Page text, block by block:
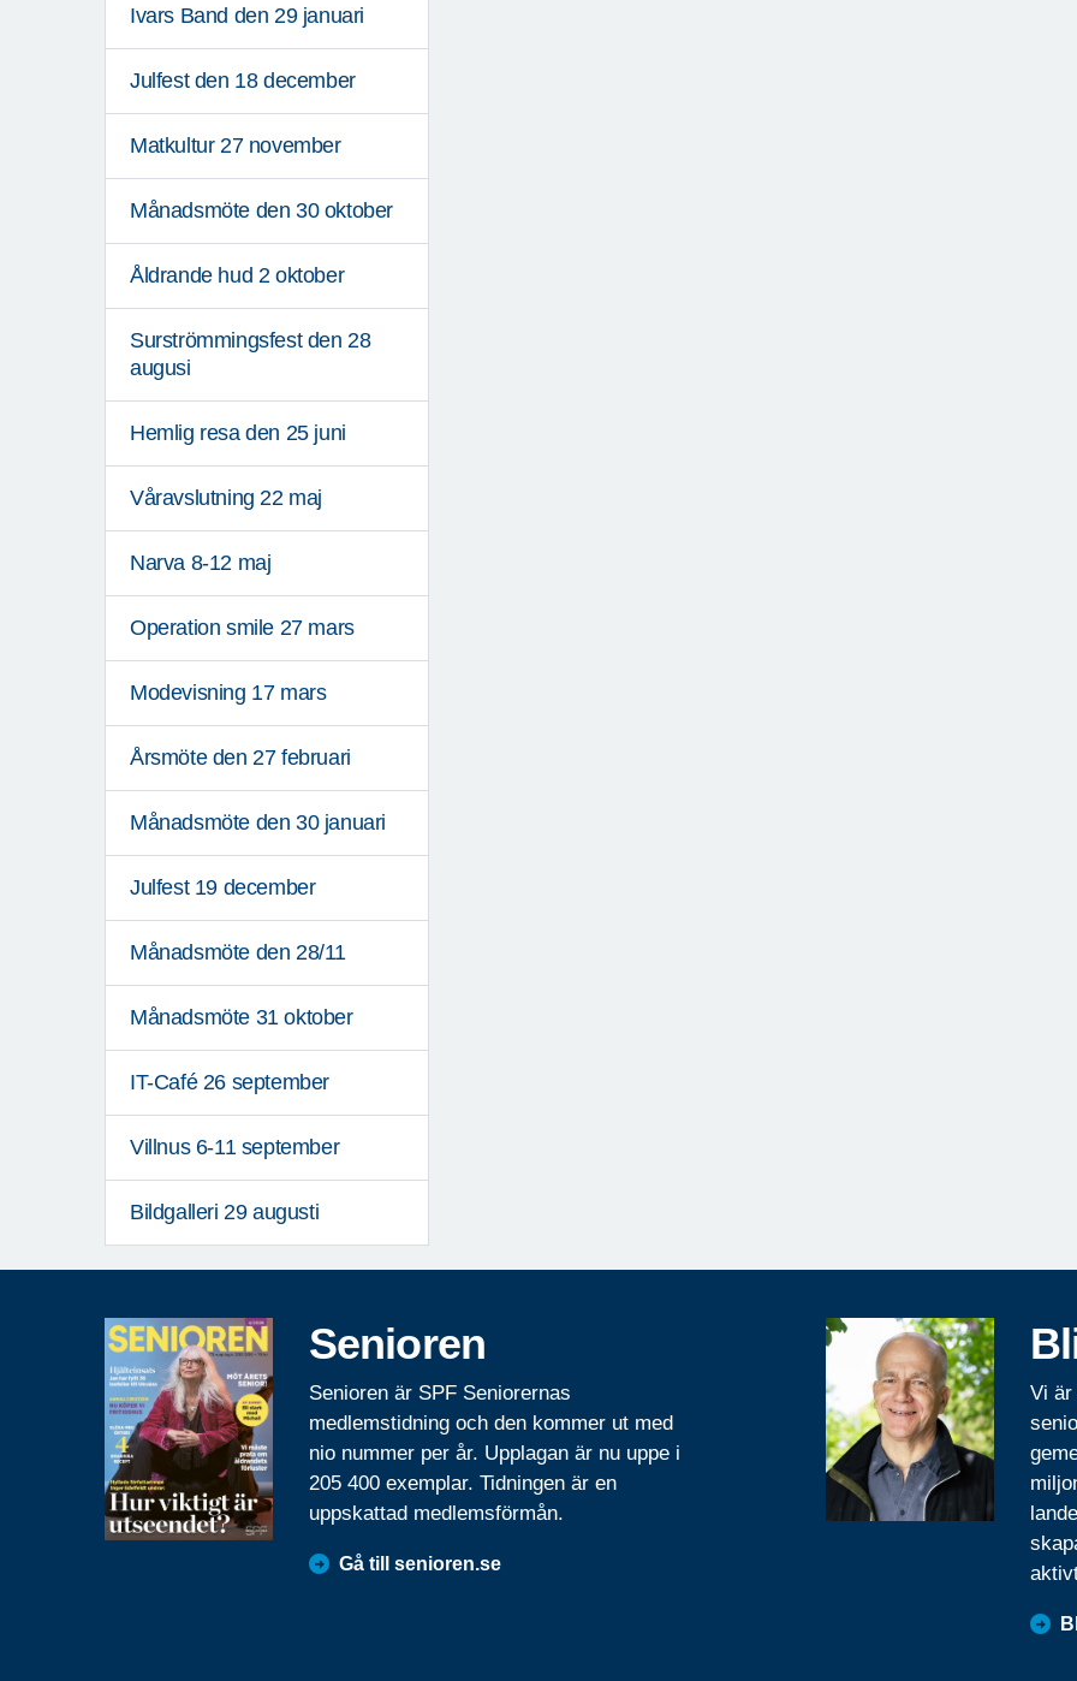
Ivars Band den 29 januari
Julfest den 18 december
Matkultur 27 november
Månadsmöte den 30 oktober
Åldrande hud 2 oktober
Surströmmingsfest den 28
augusi
Hemlig resa den 25 juni
Våravslutning 22 maj
Narva 8-12 maj
Operation smile 27 mars
Modevisning 17 mars
Årsmöte den 27 februari
Månadsmöte den 30 januari
Julfest 19 december
Månadsmöte den 28/11
Månadsmöte 31 oktober
IT-Café 26 september
Villnus 6-11 september
Bildgalleri 29 augusti
Senioren
Senioren är SPF Seniorernas
medlemstidning och den kommer ut med
nio nummer per år. Upplagan är nu uppe i
205 400 exemplar. Tidningen är en
uppskattad medlemsförmån.
Gå till senioren.se
Vi är